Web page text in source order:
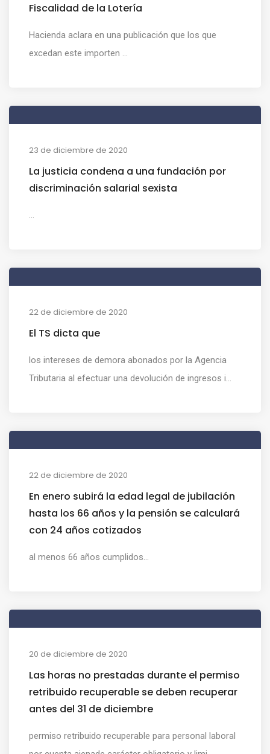
Fiscalidad de la Lotería
Hacienda aclara en una publicación que los que
excedan este importen ...
23 de diciembre de 2020
La justicia condena a una fundación por
discriminación salarial sexista
...
22 de diciembre de 2020
El TS dicta que
los intereses de demora abonados por la Agencia
Tributaria al efectuar una devolución de ingresos i...
22 de diciembre de 2020
En enero subirá la edad legal de jubilación
hasta los 66 años y la pensión se calculará
con 24 años cotizados
al menos 66 años cumplidos...
20 de diciembre de 2020
Las horas no prestadas durante el permiso
retribuido recuperable se deben recuperar
antes del 31 de diciembre
permiso retribuido recuperable para personal laboral